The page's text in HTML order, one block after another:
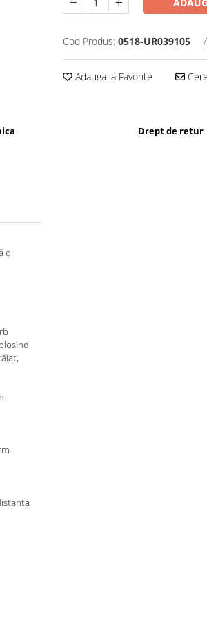
Cod Produs: 0518-UR039105
Adauga la Favorite
Drept de retur
o